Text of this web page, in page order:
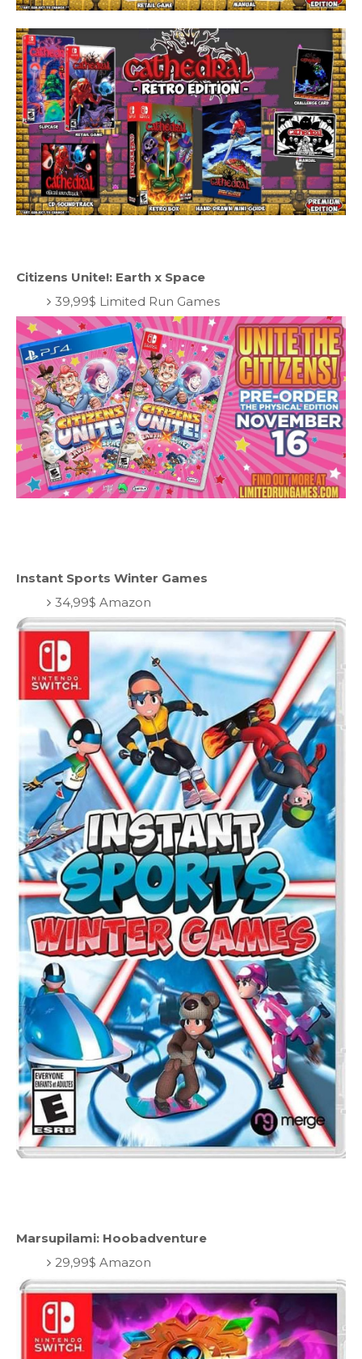
Citizens Unite!: Earth x Space
39,99$ Limited Run Games
Instant Sports Winter Games
34,99$ Amazon
Marsupilami: Hoobadventure
29,99$ Amazon